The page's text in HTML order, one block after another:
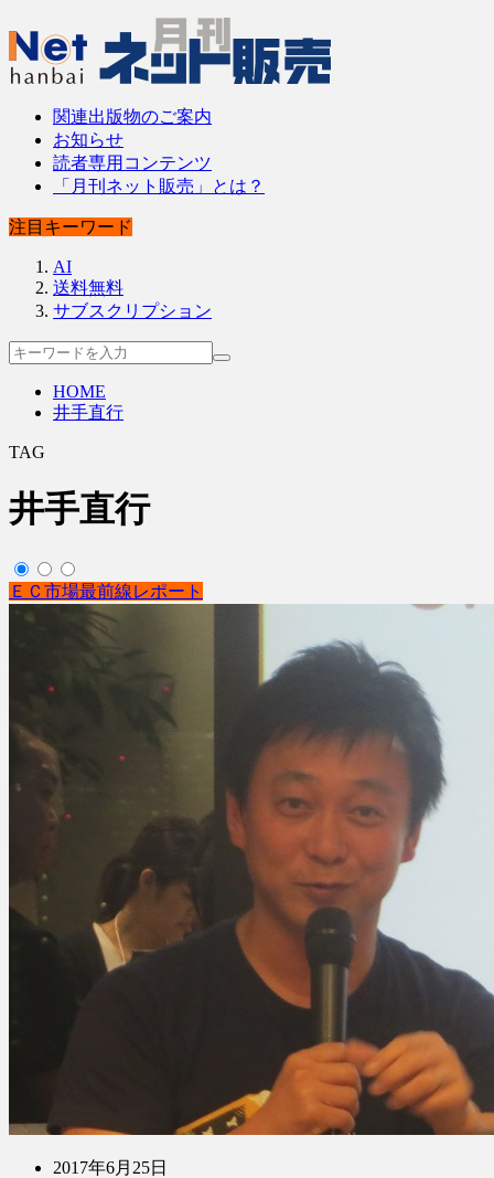
関連出版物のご案内
お知らせ
読者専用コンテンツ
「月刊ネット販売」とは？
注目キーワード
AI
送料無料
サブスクリプション
HOME
井手直行
TAG
井手直行
ＥＣ市場最前線レポート
2017年6月25日